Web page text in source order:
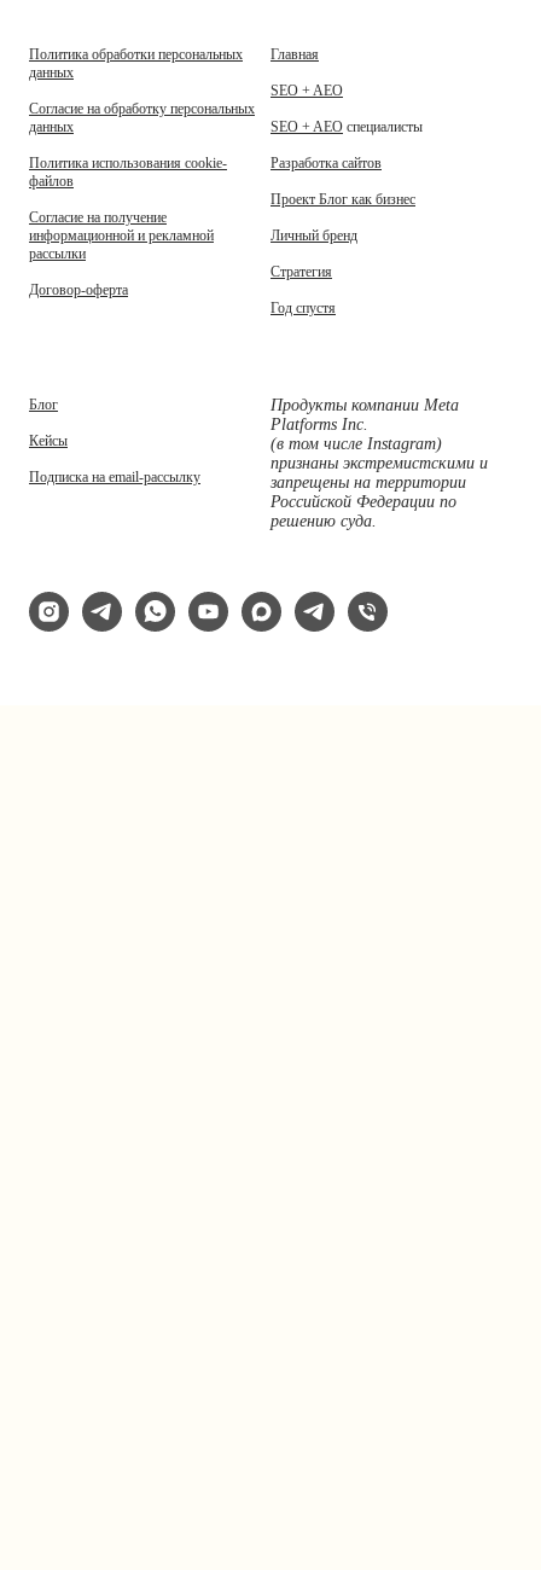
Политика обработки персональных
данных
Согласие на обработку персональных
данных
Политика использования cookie-
файлов
Согласие на получение
информационной и рекламной
рассылки
Договор-оферта
Главная
SEO + AEO
SEO + AEO специалисты
Разработка сайтов
Проект Блог как бизнес
Личный бренд
Стратегия
Год спустя
Блог
Кейсы
Подписка на email-рассылку
Продукты компании Meta
Platforms Inc.
(в том числе Instagram)
признаны экстремистскими и
запрещены на территории
Российской Федерации по
решению суда.